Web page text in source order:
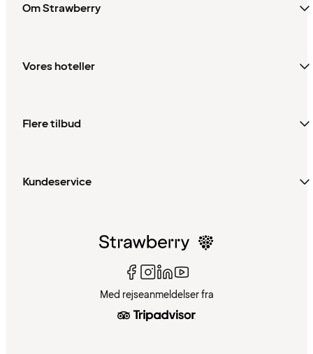
Om Strawberry
Vores hoteller
Flere tilbud
Kundeservice
Med rejseanmeldelser fra